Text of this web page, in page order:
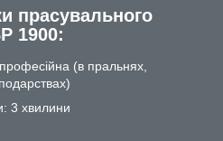
прасувального
1900:
(в пральнях,
3 хвилини